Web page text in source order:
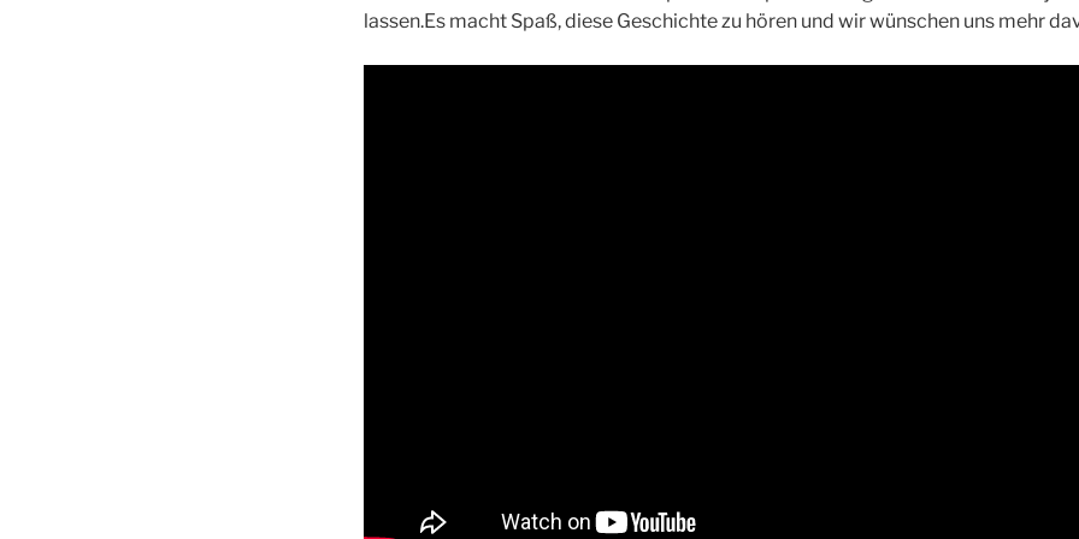
lassen.Es macht Spaß, diese Geschichte zu hören und wir wünschen uns mehr